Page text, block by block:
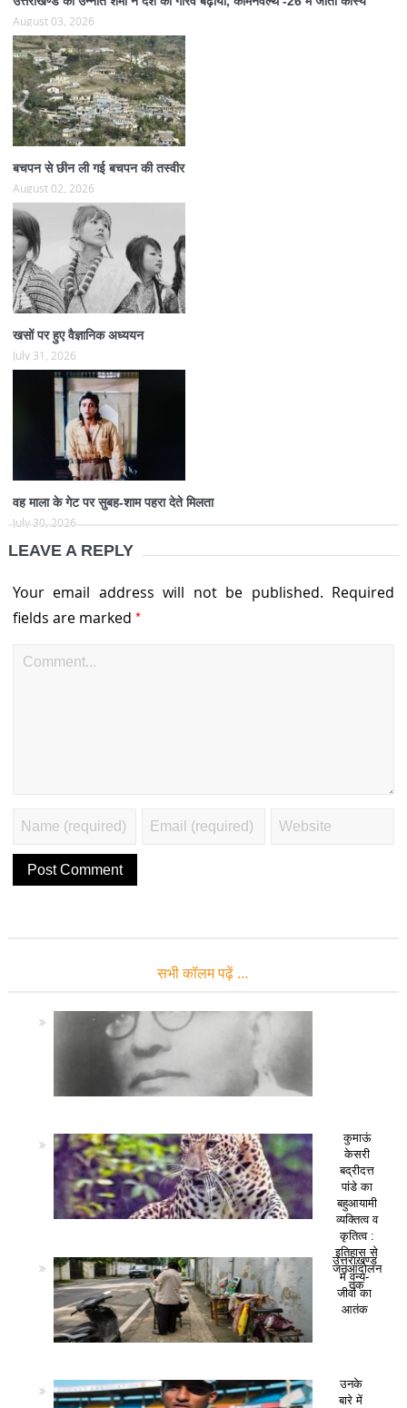
August 03, 2026
बचपन से छीन ली गई बचपन की तस्वीर
August 02, 2026
खसों पर हुए वैज्ञानिक अध्ययन
July 31, 2026
वह माला के गेट पर सुबह-शाम पहरा देते मिलता
July 30, 2026
LEAVE A REPLY
Your email address will not be published. Required
fields are marked *
सभी कॉलम पढ़ें …
कुमाऊं
केसरी
बद्रीदत्त
पांडे का
बहुआयामी
व्यक्तित्व व
कृतित्व :
इतिहास से
जनआंदोलन
तक
उत्तराखण्ड
में वन्य-
जीवों का
आतंक
उनके
बारे में